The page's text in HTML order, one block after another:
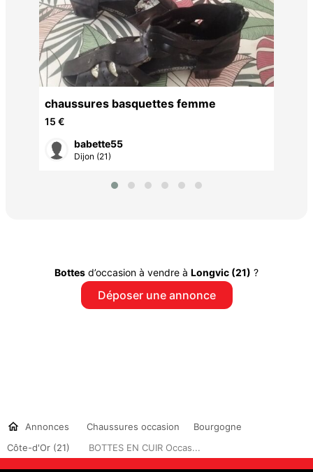
chaussures basquettes femme
15 €
babette55
Dijon (21)
Bottes d’occasion à vendre à Longvic (21) ?
Déposer une annonce
Annonces Chaussures occasion
Bourgogne
Côte-d'Or (21)
BOTTES EN CUIR Occas...